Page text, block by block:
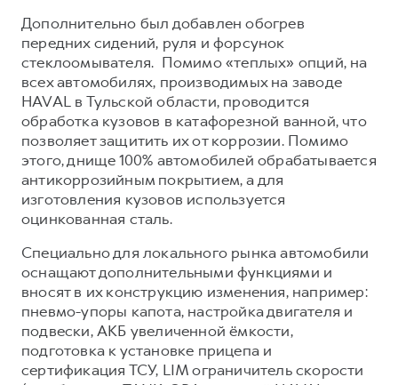
Дополнительно был добавлен обогрев
передних сидений, руля и форсунок
стеклоомывателя. Помимо «теплых» опций, на
всех автомобилях, производимых на заводе
HAVAL в Тульской области, проводится
обработка кузовов в катафорезной ванной, что
позволяет защитить их от коррозии. Помимо
этого, днище 100% автомобилей обрабатывается
антикоррозийным покрытием, а для
изготовления кузовов используется
оцинкованная сталь.
Специально для локального рынка автомобили
оснащают дополнительными функциями и
вносят в их конструкцию изменения, например:
пневмо-упоры капота, настройка двигателя и
подвески, АКБ увеличенной ёмкости,
подготовка к установке прицепа и
сертификация ТСУ, LIM ограничитель скорости